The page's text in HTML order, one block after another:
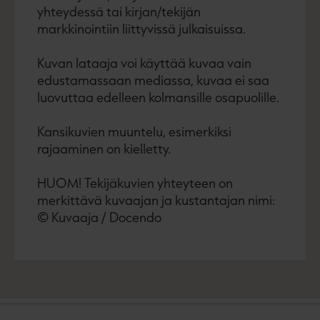
yhteydessä tai kirjan/tekijän
markkinointiin liittyvissä julkaisuissa.
Kuvan lataaja voi käyttää kuvaa vain
edustamassaan mediassa, kuvaa ei saa
luovuttaa edelleen kolmansille osapuolille.
Kansikuvien muuntelu, esimerkiksi
rajaaminen on kielletty.
HUOM! Tekijäkuvien yhteyteen on
merkittävä kuvaajan ja kustantajan nimi:
© Kuvaaja / Docendo